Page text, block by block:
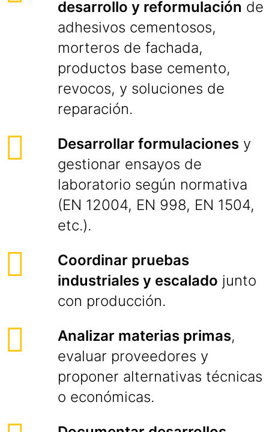
desarrollo y reformulación de
adhesivos cementosos,
morteros de fachada,
productos base cemento,
revocos, y soluciones de
reparación.
Desarrollar formulaciones y
gestionar ensayos de
laboratorio según normativa
(EN 12004, EN 998, EN 1504,
etc.).
Coordinar pruebas
industriales y escalado junto
con producción.
Analizar materias primas,
evaluar proveedores y
proponer alternativas técnicas
o económicas.